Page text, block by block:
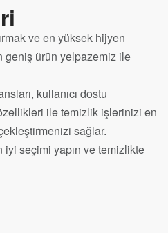
ve en yüksek hijyen
geniş ürün yelpazemiz ile
kullanıcı dostu
ile temizlik işlerinizi en
sağlar.
seçimi yapın ve temizlikte